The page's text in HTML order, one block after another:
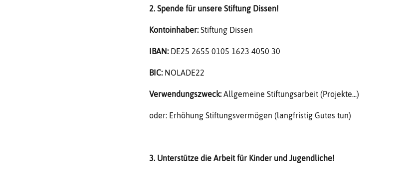
2. Spende für unsere Stiftung Dissen!
Kontoinhaber: Stiftung Dissen
IBAN:DE25 2655 0105 1623 4050 30
BIC:NOLADE22
Verwendungszweck: Allgemeine Stiftungsarbeit (Projekte...)
oder: Erhöhung Stiftungsvermögen (langfristig Gutes tun)
3. Unterstütze die Arbeit für Kinder und Jugendliche!